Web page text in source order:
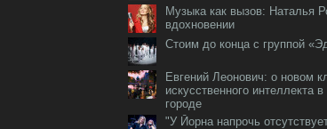
Музыка как вызов: Наталья
вдохновении
Стоим до конца с группой
Евгений Леонович: о новом
искусственного интеллекта
городе
"У Йорна напрочь